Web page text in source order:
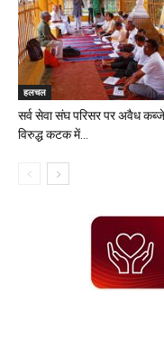
हलचल
सर्व सेवा संघ परिसर पर अवैध
विरुद्ध कटक में...